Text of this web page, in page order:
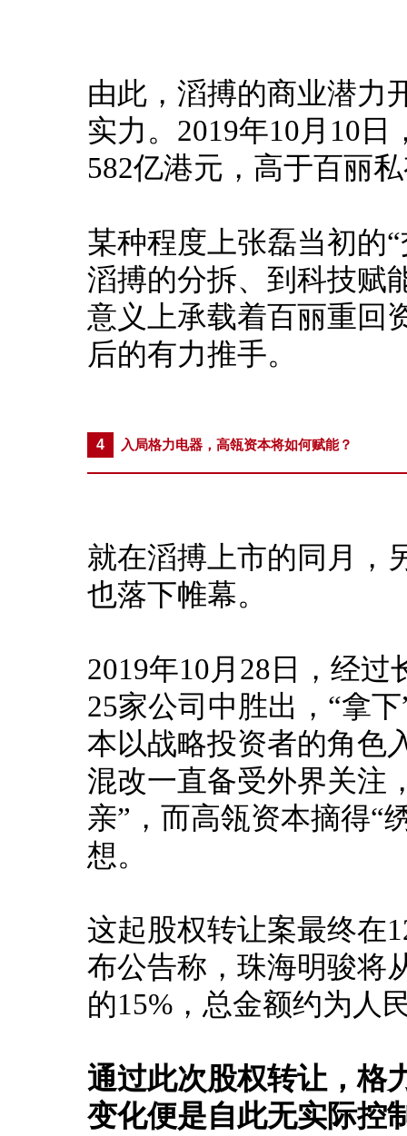
由此，滔搏的商业潜力
实力。 2019年10月10
582亿港元，高于百丽
某种程度上张磊当初的
滔搏的分拆、到科技赋
意义上承载着百丽重回
后的有力推手。
4 入局格力电器，高瓴资本将如何赋能？
就在滔搏上市的同月，
也落下帷幕。
2019年10月28日，经
25家公司中胜出，“拿
本以战略投资者的角色
混改一直备受外界关注
亲”，而高瓴资本摘得“
想。
这起股权转让案最终在
布公告称，珠海明骏将
的15%，总金额约为人
通过此次股权转让，格
变化便是自此无实际控